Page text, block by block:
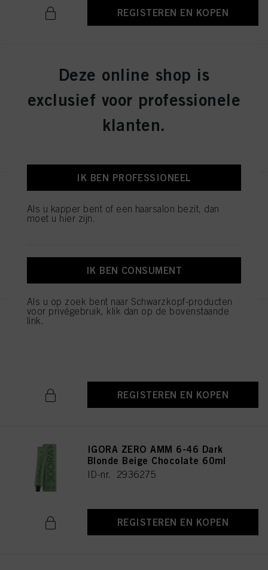
REGISTEREN EN KOPEN
IGORA ZERO AMM 6-31 Dark
Blonde Matte Cendré 60ml
ID-nr. 2936276
IGORA ZERO AMM 7-42
Medium Blonde Beige Ash 60ml
ID-nr. 2936242
REGISTEREN EN KOPEN
REGISTEREN EN KOPEN
IGORA ZERO AMM 6-46 Dark
Blonde Beige Chocolate 60ml
ID-nr. 2936275
REGISTEREN EN KOPEN
Deze online shop is
exclusief voor professionele
klanten.
IK BEN PROFESSIONEEL
Als u kapper bent of een haarsalon bezit, dan
moet u hier zijn.
IK BEN CONSUMENT
Als u op zoek bent naar Schwarzkopf-producten
voor privégebruik, klik dan op de bovenstaande
link.